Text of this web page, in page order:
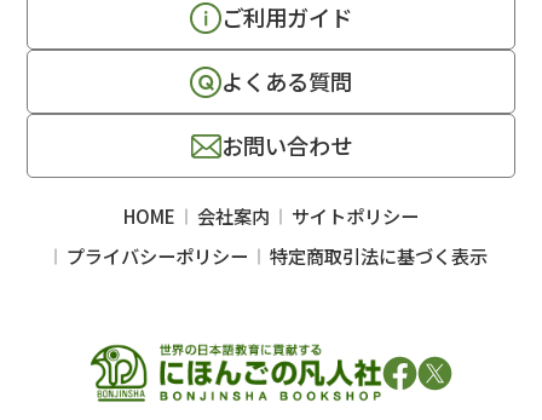
ご利用ガイド
よくある質問
お問い合わせ
HOME 会社案内
サイトポリシー
プライバシーポリシー
特定商取引法に基づく表示